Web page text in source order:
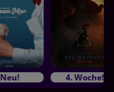
Neu! 4. Woche!